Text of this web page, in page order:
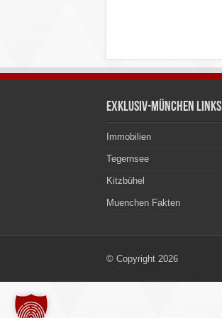
Exklusiv-München Links
Immobilien
Tegernsee
Kitzbühel
Muenchen Fakten
© Copyright 2026